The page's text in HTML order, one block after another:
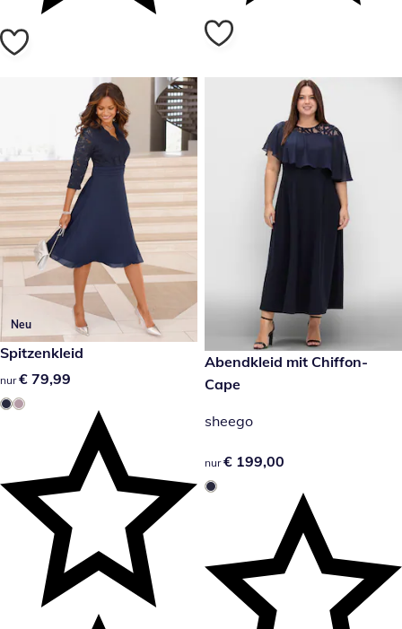
Neu
€ 79,99
Spitzenkleid
€ 79,99
nur € 79,99
€ 199,00
Abendkleid mit Chiffon-
Cape
sheego
€ 199,00
nur € 199,00